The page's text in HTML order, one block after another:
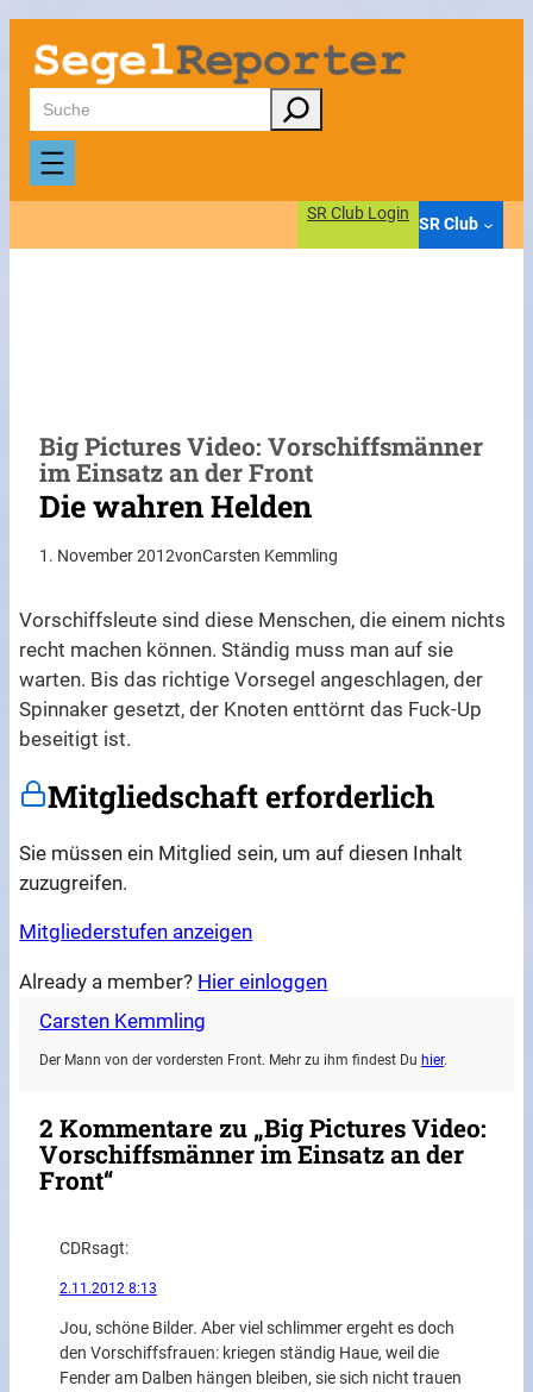
Zum
Inhalt
springen
Suchen
SR Club Login
SR Club
Big Pictures Video: Vorschiffsmänner
im Einsatz an der Front
Die wahren Helden
1. November 2012vonCarsten Kemmling
Vorschiffsleute sind diese Menschen, die einem nichts
recht machen können. Ständig muss man auf sie
warten. Bis das richtige Vorsegel angeschlagen, der
Spinnaker gesetzt, der Knoten enttörnt das Fuck-Up
beseitigt ist.
Mitgliedschaft erforderlich
Sie müssen ein Mitglied sein, um auf diesen Inhalt
zuzugreifen.
Mitgliederstufen anzeigen
Already a member? Hier einloggen
Carsten Kemmling
Der Mann von der vordersten Front. Mehr zu ihm findest Du hier.
2 Kommentare zu „Big Pictures Video:
Vorschiffsmänner im Einsatz an der
Front“
CDRsagt:
2.11.2012 8:13
Jou, schöne Bilder. Aber viel schlimmer ergeht es doch
den Vorschiffsfrauen: kriegen ständig Haue, weil die
Fender am Dalben hängen bleiben, sie sich nicht trauen